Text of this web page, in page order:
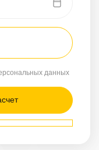
данных